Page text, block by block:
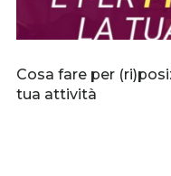
Cosa fare per
tua attività